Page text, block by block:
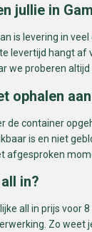
jullie in
is levering in
levertijd hangt af
we proberen altijd
ophalen
de container
is en niet
afgesproken
in?
all in prijs voor
Zo weet